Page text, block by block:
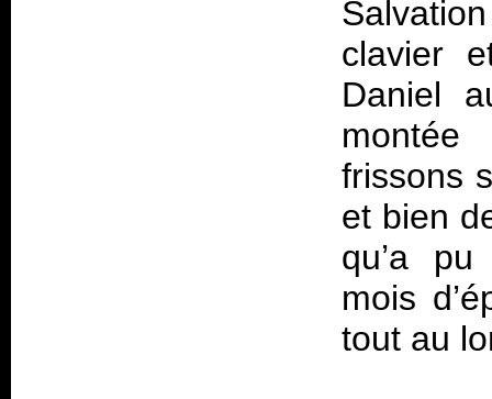
clavier
Daniel
frissons
et bien
qu’a
mois
tout au